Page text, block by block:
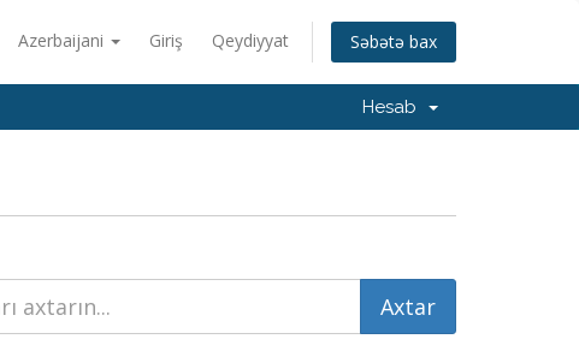
Azerbaijani Giriş Qeydiyyat Səbətə bax
Hesab